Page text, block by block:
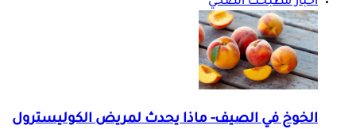
أخبار مطبخك الصحي
الخوخ في الصيف- ماذا يحدث لمريض الكوليسترول